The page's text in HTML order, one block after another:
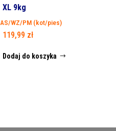
XL 9kg
AS/WZ/PM (kot/pies)
119,99 zł
Dodaj do koszyka